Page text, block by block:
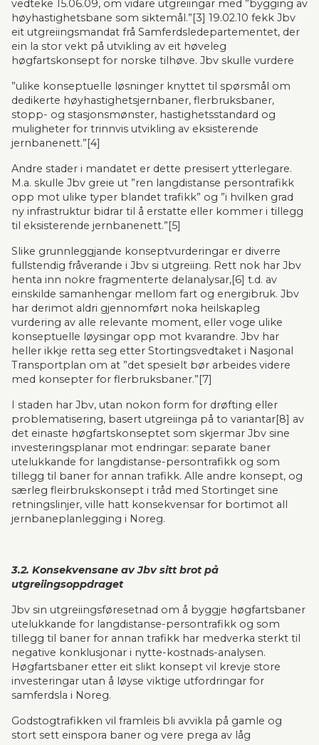
vedteke 15.06.09, om vidare utgreiingar med ”bygging av
høyhastighetsbane som siktemål.”[3] 19.02.10 fekk Jbv
eit utgreiingsmandat frå Sam­ferdsle­depar­tementet, der
ein la stor vekt på utvikling av eit høveleg
høgfartskonsept for norske tilhøve. Jbv skulle vurdere
”ulike konseptuelle løsninger knyttet til spørsmål om
dedikerte høyhastighets­jernbaner, fler­bruksbaner,
stopp- og stasjonsmønster, hastighetsstandard og
muligheter for trinnvis utvikling av eksisterende
jernbanenett.”[4]
Andre stader i mandatet er dette presisert ytterlegare.
M.a. skulle Jbv greie ut ”ren langdistanse persontrafikk
opp mot ulike typer blandet trafikk” og ”i hvilken grad
ny infrastruktur bidrar til å erstatte eller kommer i tillegg
til eksisterende jernbanenett.”[5]
Slike grunnleggjande konseptvurderingar er diverre
fullstendig fråverande i Jbv si utgreiing. Rett nok har Jbv
henta inn nokre fragmenterte delanalysar,[6] t.d. av
einskilde samanhengar mellom fart og energi­bruk. Jbv
har derimot aldri gjennomført noka heilskapleg
vurdering av alle rele­vante mo­ment, eller voge ulike
konseptuelle løysingar opp mot kvarandre. Jbv har
heller ikkje retta seg etter Stortingsvedtaket i Nasjonal
Transportplan om at ”det spesielt bør arbeides videre
med konsepter for flerbruks­baner.”[7]
I staden har Jbv, utan nokon form for drøfting eller
problematisering, basert utgreiinga på to vari­antar[8] av
det einaste høgfartskonseptet som skjermar Jbv sine
investe­ringsplanar mot endringar: separate baner
utelukkande for langdistanse-persontrafikk og som
tillegg til baner for annan tra­fikk. Alle andre konsept, og
særleg fleirbrukskonsept i tråd med Stortinget sine
retningslinjer, ville hatt konsekvensar for bortimot all
jernbaneplanlegging i Noreg.
3.2. Konsekvensane av Jbv sitt brot på
utgreiingsoppdraget
Jbv sin utgreiingsføresetnad om å byggje høgfartsbaner
utelukkande for langdistanse-persontra­fikk og som
tillegg til baner for annan trafikk har medverka sterkt til
negative konklusjonar i nytte-kostnads-analysen.
Høgfartsbaner etter eit slikt konsept vil krevje store
investeringar utan å løyse viktige utfordringar for
samferdsla i Noreg.
Godstogtrafikken vil framleis bli avvikla på gamle og
stort sett einspora baner og vere prega av låg